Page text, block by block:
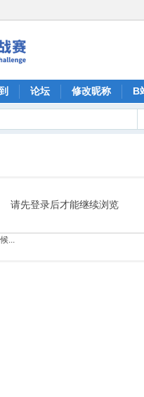
论坛 修改昵称 B
请先登录后才能继续浏览
...